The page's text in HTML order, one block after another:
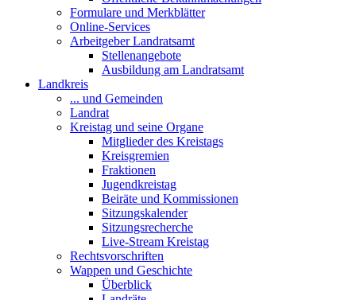
Formulare und Merkblätter
Online-Services
Arbeitgeber Landratsamt
Stellenangebote
Ausbildung am Landratsamt
Landkreis
... und Gemeinden
Landrat
Kreistag und seine Organe
Mitglieder des Kreistags
Kreisgremien
Fraktionen
Jugendkreistag
Beiräte und Kommissionen
Sitzungskalender
Sitzungsrecherche
Live-Stream Kreistag
Rechtsvorschriften
Wappen und Geschichte
Überblick